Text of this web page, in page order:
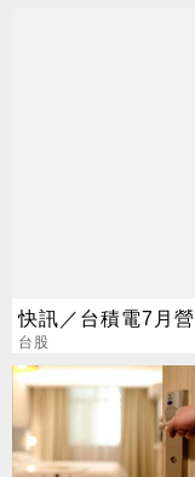
快訊／台積電7月
台股